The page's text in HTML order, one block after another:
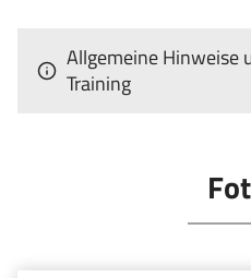
Allgemeine Hinweise
Training